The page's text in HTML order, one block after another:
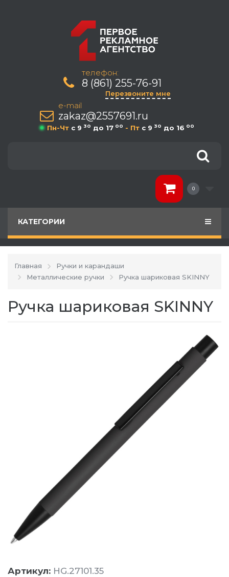
телефон:
8 (861) 255-76-91
Перезвоните мне
e-mail
zakaz@2557691.ru
Пн-Чт c 9 30 до 17 00 - Пт c 9 30 до 16 00
0
КАТЕГОРИИ
Главная
Ручки и карандаши
Металлические ручки
Ручка шариковая SKINNY
Ручка шариковая SKINNY
Артикул: HG.27101.35